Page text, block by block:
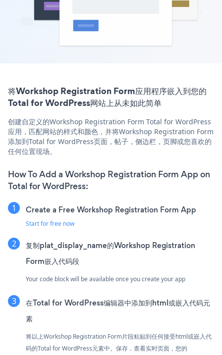
将Workshop Registration Form应用程序嵌入到您的
Total for WordPress网站上从未如此简单
创建自定义的Workshop Registration Form Total for WordPress
应用，匹配网站的样式和颜色，并将Workshop Registration Form
添加到Total for WordPress页面，帖子，侧边栏，页脚或您喜欢的
任何位置现场。
How To Add a Workshop Registration Form App on
Total for WordPress:
Create a Free Workshop Registration Form App
Start for free now
复制plat_display_name的Workshop Registration
Form嵌入代码段
Your code block will be available once you create your app
在Total for WordPress编辑器中添加到html或嵌入代码元
素
将以上Workshop Registration Form片段粘贴到任何接受html或嵌入代
码的Total for WordPress元素中。保存，查看实时页面，您的